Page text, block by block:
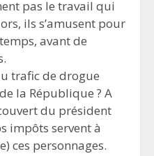
pas le travail qui
ils s’amusent pour
avant de
trafic de drogue
la République ? A
du président
impôts servent à
ces personnages.